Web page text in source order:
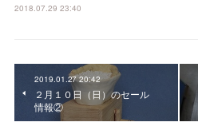
2018.07.29 23:40
2019.01.27 20:42
２月１０日（日）のセール
情報②